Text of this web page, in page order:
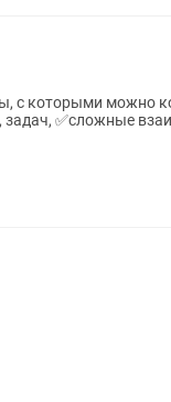
задач, ✅️сложные